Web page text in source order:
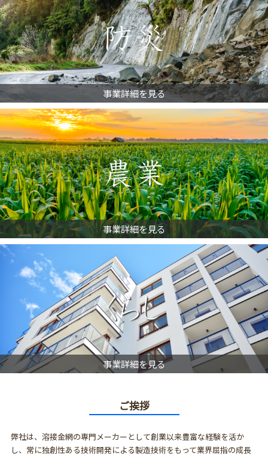
事業詳細を見る
事業詳細を見る
事業詳細を見る
ご挨拶
弊社は、溶接金網の専門メーカーとして創業以来豊富な経験を活か
し、常に独創性ある技術開発による製造技術をもって業界屈指の成長